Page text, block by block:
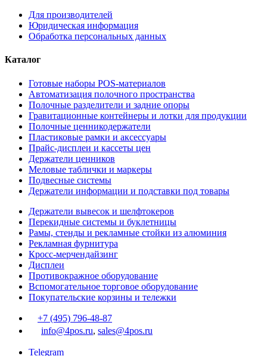
Для производителей
Юридическая информация
Обработка персональных данных
Каталог
Готовые наборы POS-материалов
Автоматизация полочного пространства
Полочные разделители и задние опоры
Гравитационные контейнеры и лотки для продукции
Полочные ценникодержатели
Пластиковые рамки и аксессуары
Прайс-дисплеи и кассеты цен
Держатели ценников
Меловые таблички и маркеры
Подвесные системы
Держатели информации и подставки под товары
Держатели вывесок и шелфтокеров
Перекидные системы и буклетницы
Рамы, стенды и рекламные стойки из алюминия
Рекламная фурнитура
Кросс-мерчендайзинг
Дисплеи
Противокражное оборудование
Вспомогательное торговое оборудование
Покупательские корзины и тележки
+7 (495) 796-48-87
info@4pos.ru, sales@4pos.ru
Telegram